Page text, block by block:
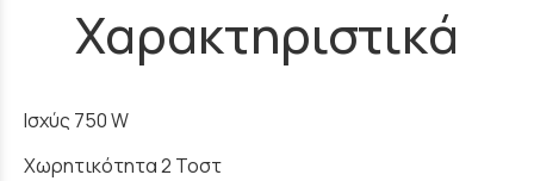
Χαρακτηριστικά
Ισχύς 750 W
Χωρητικότητα 2 Τοστ